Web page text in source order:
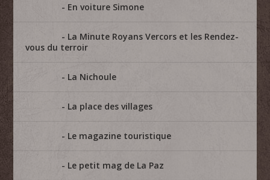
En voiture Simone
La Minute Royans Vercors et les Rendez-
vous du terroir
La Nichoule
La place des villages
Le magazine touristique
Le petit mag de La Paz